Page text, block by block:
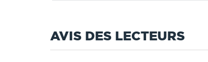
AVIS DES LECTEURS